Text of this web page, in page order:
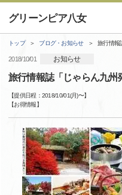
グリーンピア八女
トップ ブログ・お知らせ 旅行情報
2018/10/01 お知らせ
旅行情報誌「じゃらん九州
【提供日程： 2018/10/01(月)〜】
【お得情報】